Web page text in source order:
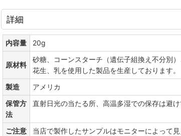
詳細
内容量 20g
原材料
砂糖、コーンスターチ（遺伝子組換え不分別
花生、乳を使用した製品を生産しております。
製造
アメリカ
保管方
法
直射日光の当たる所、高温多湿での保存は避
ご注意
当店で製作したサンプルはモニターによって